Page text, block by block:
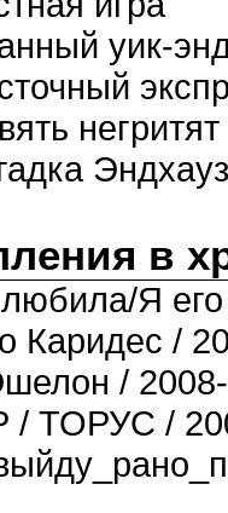
уик-
негритят
в
Я
Каридес /
/
ТОРУС /